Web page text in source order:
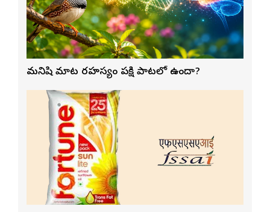
మనిషి మాట రహస్యం పక్షి పాటలో ఉందా?